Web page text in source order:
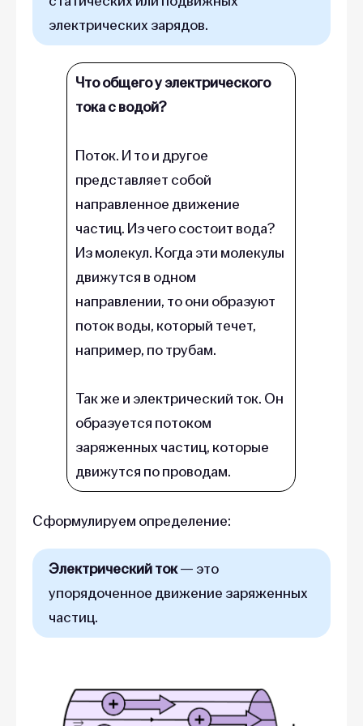
электрических зарядов.
Что общего у электрического
тока с водой?
Поток. И то и другое
представляет собой
направленное движение
частиц. Из чего состоит вода?
Из молекул. Когда эти молекулы
движутся в одном
направлении, то они образуют
поток воды, который течет,
например, по трубам.
Так же и электрический ток. Он
образуется потоком
заряженных частиц, которые
движутся по проводам.
Сформулируем определение:
Электрический ток— это
упорядоченное движение заряженных
частиц.